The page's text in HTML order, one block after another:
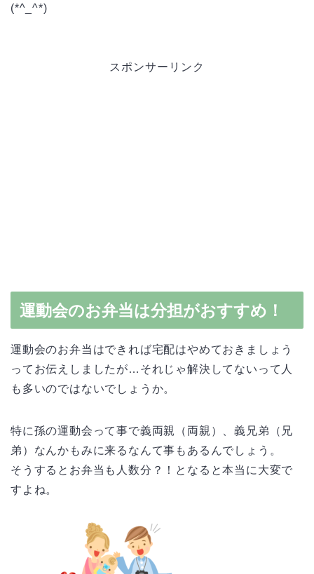
(*^_^*)
スポンサーリンク
運動会のお弁当は分担がおすすめ！
運動会のお弁当はできれば宅配はやめておきましょう
ってお伝えしましたが…それじゃ解決してないって人
も多いのではないでしょうか。
特に孫の運動会って事で義両親（両親）、義兄弟（兄
弟）なんかもみに来るなんて事もあるんでしょう。
そうするとお弁当も人数分？！となると本当に大変で
すよね。